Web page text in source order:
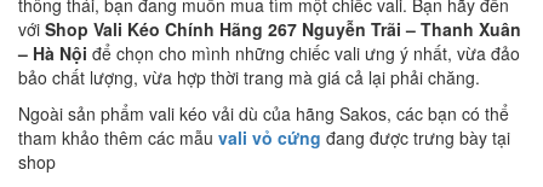
thông thái, bạn đang muốn mua tìm một chiếc vali. Bạn hãy đến
với Shop Vali Kéo Chính Hãng 267 Nguyễn Trãi – Thanh Xuân
– Hà Nội để chọn cho mình những chiếc vali ưng ý nhất, vừa đảo
bảo chất lượng, vừa hợp thời trang mà giá cả lại phải chăng.
Ngoài sản phẩm vali kéo vải dù của hãng Sakos, các bạn có thể
tham khảo thêm các mẫu vali vỏ cứng đang được trưng bày tại
shop